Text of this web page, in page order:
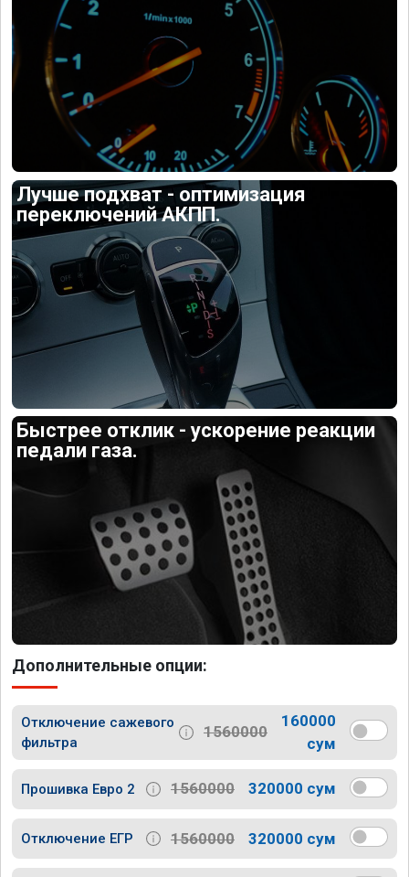
Лучше подхват - оптимизация
переключений АКПП.
Быстрее отклик - ускорение реакции
педали газа.
Дополнительные опции:
Отключение сажевого
фильтра
1560000
160000
сум
Прошивка Евро 2 1560000 320000 сум
Отключение ЕГР 1560000 320000 сум